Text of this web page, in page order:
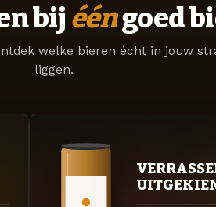
bij ééngoed
welke bieren écht in jouw
liggen.